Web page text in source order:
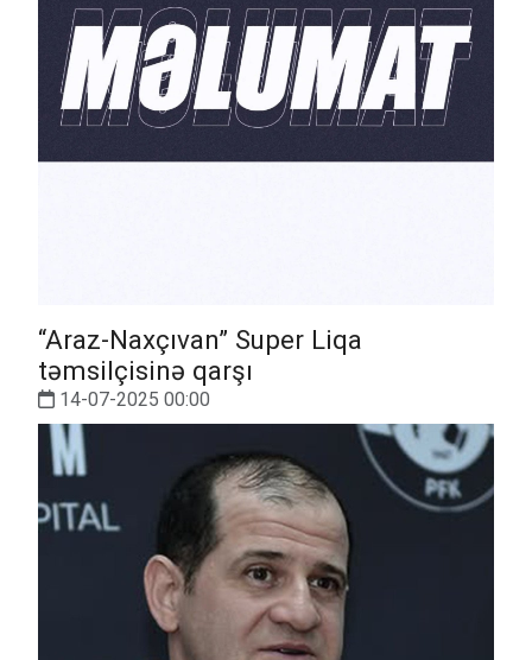
“Araz-Naxçıvan” Super Liqa
təmsilçisinə qarşı
14-07-2025 00:00